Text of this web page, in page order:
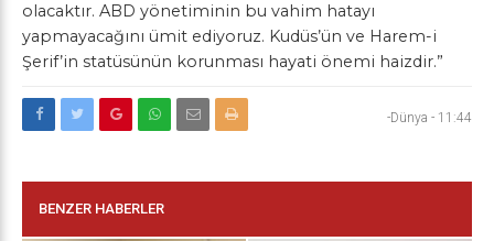
olacaktır. ABD yönetiminin bu vahim hatayı
yapmayacağını ümit ediyoruz. Kudüs’ün ve Harem-i
Şerif’in statüsünün korunması hayati önemi haizdir.”
-Dünya - 11:44
BENZER HABERLER